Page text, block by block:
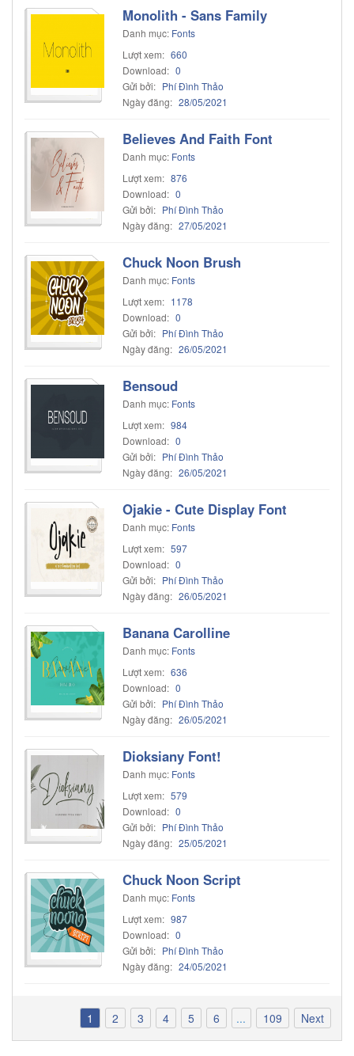
Monolith - Sans Family
Danh mục: Fonts
Lượt xem: 660
Download: 0
Gửi bởi: Phí Đình Thảo
Ngày đăng: 28/05/2021
Believes And Faith Font
Danh mục: Fonts
Lượt xem: 876
Download: 0
Gửi bởi: Phí Đình Thảo
Ngày đăng: 27/05/2021
Chuck Noon Brush
Danh mục: Fonts
Lượt xem: 1178
Download: 0
Gửi bởi: Phí Đình Thảo
Ngày đăng: 26/05/2021
Bensoud
Danh mục: Fonts
Lượt xem: 984
Download: 0
Gửi bởi: Phí Đình Thảo
Ngày đăng: 26/05/2021
Ojakie - Cute Display Font
Danh mục: Fonts
Lượt xem: 597
Download: 0
Gửi bởi: Phí Đình Thảo
Ngày đăng: 26/05/2021
Banana Carolline
Danh mục: Fonts
Lượt xem: 636
Download: 0
Gửi bởi: Phí Đình Thảo
Ngày đăng: 26/05/2021
Dioksiany Font!
Danh mục: Fonts
Lượt xem: 579
Download: 0
Gửi bởi: Phí Đình Thảo
Ngày đăng: 25/05/2021
Chuck Noon Script
Danh mục: Fonts
Lượt xem: 987
Download: 0
Gửi bởi: Phí Đình Thảo
Ngày đăng: 24/05/2021
1 2 3 4 5 6 ... 109 Next